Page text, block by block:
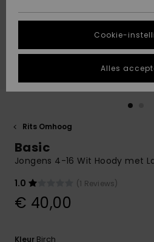
Highlights
Highlights
gesprek om
snelste
vraag te
krijgen.
Gesprek
de meest
gestelde
vragen en
DUURZAAMHEID
STORE LOCATOR
VERLANGLIJST
Rits Omhoog
Basic
Jongens 4-16 Wit Hoody met
1.0
(1 Reviews)
€ 40,00
Kleur Birch
Cookie-
Alles